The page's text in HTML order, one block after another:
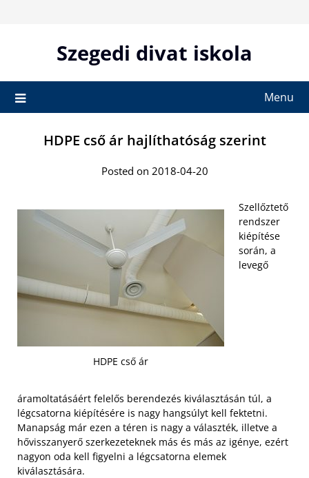
Szegedi divat iskola
Menu
HDPE cső ár hajlíthatóság szerint
Posted on 2018-04-20
HDPE cső ár
Szellőztető
rendszer
kiépítése
során, a
levegő
áramoltatásáért felelős berendezés kiválasztásán túl, a
légcsatorna kiépítésére is nagy hangsúlyt kell fektetni.
Manapság már ezen a téren is nagy a választék, illetve a
hővisszanyerő szerkezeteknek más és más az igénye, ezért
nagyon oda kell figyelni a légcsatorna elemek
kiválasztására.